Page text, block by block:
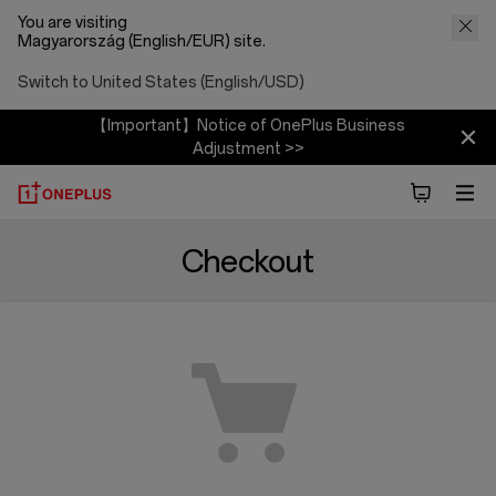
You are visiting
Magyarország (English/EUR) site.
Switch to United States (English/USD)
【Important】Notice of OnePlus Business
Adjustment >>
Checkout